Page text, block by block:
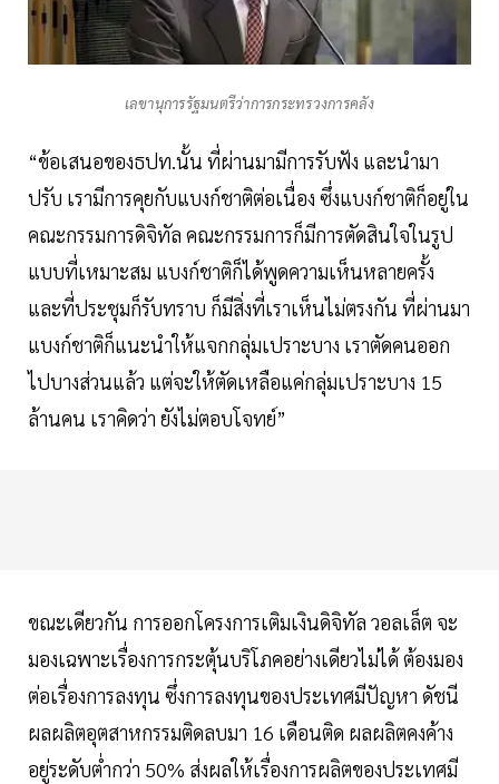
เลขานุการรัฐมนตรีว่าการกระทรวงการคลัง
“ข้อเสนอของธปท.นั้น ที่ผ่านมามีการรับฟัง และนำมา
ปรับ เรามีการคุยกับแบงก์ชาติต่อเนื่อง ซึ่งแบงก์ชาติก็อยู่ใน
คณะกรรมการดิจิทัล คณะกรรมการก็มีการตัดสินใจในรูป
แบบที่เหมาะสม แบงก์ชาติก็ได้พูดความเห็นหลายครั้ง
และที่ประชุมก็รับทราบ ก็มีสิ่งที่เราเห็นไม่ตรงกัน ที่ผ่านมา
แบงก์ชาติก็แนะนำให้แจกกลุ่มเปราะบาง เราตัดคนออก
ไปบางส่วนแล้ว แต่จะให้ตัดเหลือแค่กลุ่มเปราะบาง 15
ล้านคน เราคิดว่า ยังไม่ตอบโจทย์”
ขณะเดียวกัน การออกโครงการเติมเงินดิจิทัล วอลเล็ต จะ
มองเฉพาะเรื่องการกระตุ้นบริโภคอย่างเดียวไม่ได้ ต้องมอง
ต่อเรื่องการลงทุน ซึ่งการลงทุนของประเทศมีปัญหา ดัชนี
ผลผลิตอุตสาหกรรมติดลบมา 16 เดือนติด ผลผลิตคงค้าง
อยู่ระดับต่ำกว่า 50% ส่งผลให้เรื่องการผลิตของประเทศมี